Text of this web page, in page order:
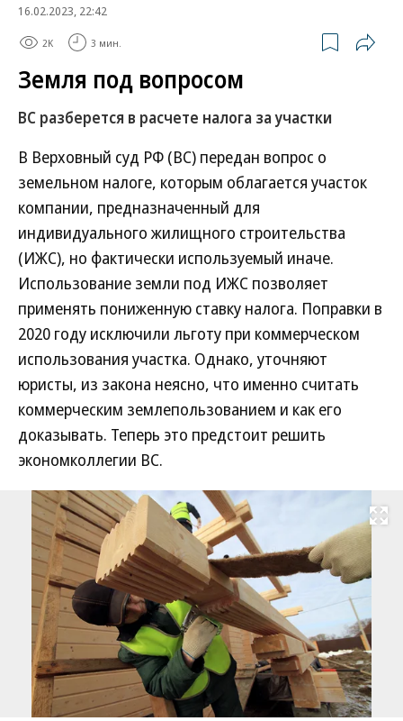
16.02.2023, 22:42
2K 3 мин.
Земля под вопросом
ВС разберется в расчете налога за участки
В Верховный суд РФ (ВС) передан вопрос о
земельном налоге, которым облагается участок
компании, предназначенный для
индивидуального жилищного строительства
(ИЖС), но фактически используемый иначе.
Использование земли под ИЖС позволяет
применять пониженную ставку налога. Поправки в
2020 году исключили льготу при коммерческом
использования участка. Однако, уточняют
юристы, из закона неясно, что именно считать
коммерческим землепользованием и как его
доказывать. Теперь это предстоит решить
экономколлегии ВС.
Развернуть